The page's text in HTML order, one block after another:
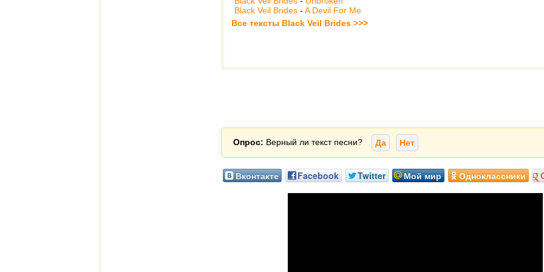
Black Veil Brides - A Devil For Me
Все тексты Black Veil Brides >>>
Опрос: Верный ли текст песни? Да Нет
Вконтакте Facebook Twitter Мой мир Одноклассники